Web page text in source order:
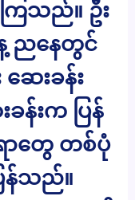
ြသည်။ ဦး
ညနေတွင်
ေးခန်း
န်းက ပြန်
ာတွေ တစ်ပုံ
န်သည်။